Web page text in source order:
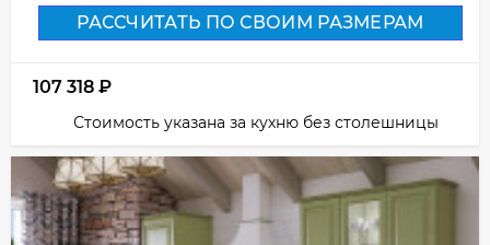
РАССЧИТАТЬ ПО СВОИМ РАЗМЕРАМ
107 318 ₽
Стоимость указана за кухню без столешницы